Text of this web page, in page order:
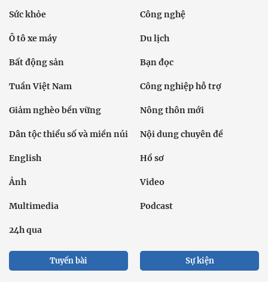
Sức khỏe Công nghệ
Ô tô xe máy Du lịch
Bất động sản Bạn đọc
Tuần Việt Nam Công nghiệp hỗ trợ
Giảm nghèo bền vững Nông thôn mới
Dân tộc thiểu số và miền núi Nội dung chuyên đề
English Hồ sơ
Ảnh Video
Multimedia Podcast
24h qua
Tuyến bài Sự kiện